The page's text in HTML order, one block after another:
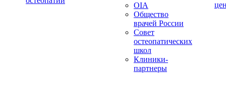
OIA
Общество
врачей России
Совет
остеопатических
школ
Клиники-
партнеры